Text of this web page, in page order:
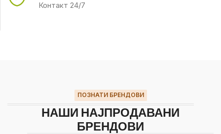
Контакт 24/7
ПОЗНАТИ БРЕНДОВИ
НАШИ НАЈПРОДАВАНИ
БРЕНДОВИ